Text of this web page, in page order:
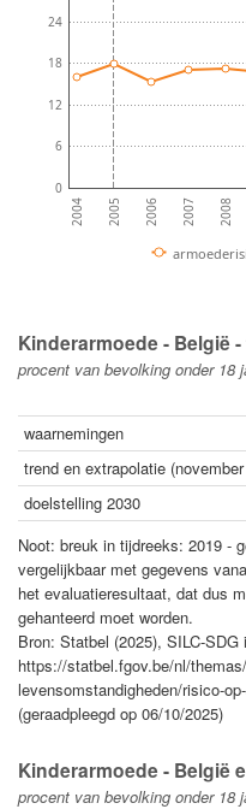
2004 2005 2006 2007 2008
0
6
12
18
24
Kinderarmoede - België
procent van bevolking onder 18
waarnemingen
trend en extrapolatie
doelstelling 2030
Noot: breuk in tijdreeks: 2019 -
vergelijkbaar met gegevens
het evaluatieresultaat, dat dus
gehanteerd moet worden.
Bron: Statbel (2025), SILC-SDG
https://statbel.fgov.be/nl/
levensomstandigheden/risico-
(geraadpleegd op 06/10/2025)
Kinderarmoede - België
procent van bevolking onder 18